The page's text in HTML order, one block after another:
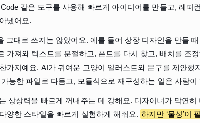
같은 도구를 사용해 빠르게 아이디어를 만들고, 레퍼
냈어요.
그대로 쓰지는 않았어요. 예를 들어 상장 디자인을 만들
가져와 텍스트를 분절하고, 폰트를 다시 찾고, 배치를 조
가지예요. AI가 귀여운 고양이 일러스트와 문구를 제안했
능한 파일로 다듬고, 모듈식으로 재구성하는 일은 사람이
상상력을 빠르게 꺼내주는 데 강해요. 디자이너가 막연
양한 스타일을 빠르게 실험하게 해줘요. 하지만 ‘물성’이